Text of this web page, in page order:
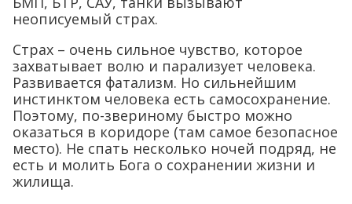
неописуемый страх.
Страх – очень сильное чувство, которое
захватывает волю и парализует человека.
Развивается фатализм. Но сильнейшим
инстинктом человека есть самосохранение.
Поэтому, по-звериному быстро можно
оказаться в коридоре (там самое безопасное
место). Не спать несколько ночей подряд, не
есть и молить Бога о сохранении жизни и
жилища.